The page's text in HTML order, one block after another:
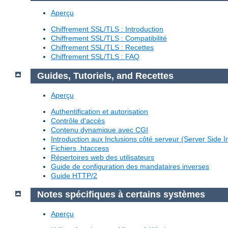
Aperçu
Chiffrement SSL/TLS : Introduction
Chiffrement SSL/TLS : Compatibilité
Chiffrement SSL/TLS : Recettes
Chiffrement SSL/TLS : FAQ
Guides, Tutoriels, and Recettes
Aperçu
Authentification et autorisation
Contrôle d'accès
Contenu dynamique avec CGI
Introduction aux Inclusions côté serveur (Server Side
Fichiers .htaccess
Répertoires web des utilisateurs
Guide de configuration des mandataires inverses
Guide HTTP/2
Notes spécifiques à certains systèmes
Aperçu